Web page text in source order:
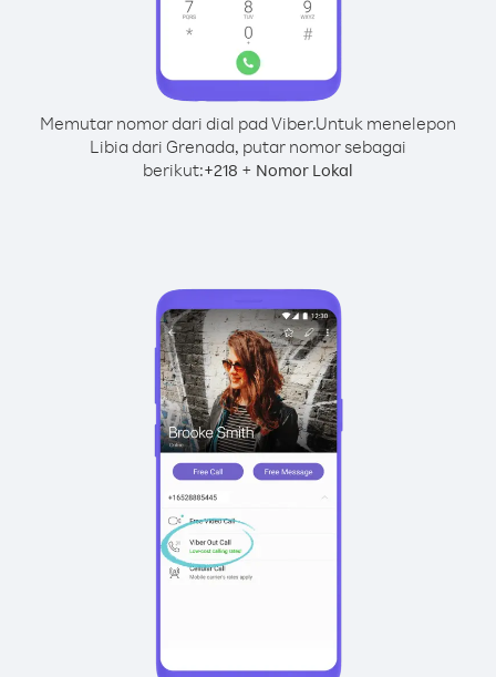
Memutar nomor dari dial pad Viber.Untuk menelepon
Libia dari Grenada, putar nomor sebagai
berikut:+218 + Nomor Lokal